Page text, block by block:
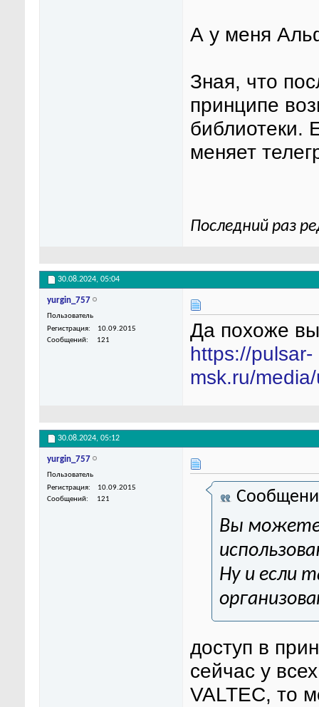
А у меня
Зная, что
принципе
библиотеки.
меняет
Последний раз
30.08.2024, 05:04
yurgin_757
Пользователь
Регистрация
10.09.2015
Сообщений
121
Да похоже вы
https://pulsar-
msk.ru/
30.08.2024, 05:12
yurgin_757
Пользователь
Регистрация
10.09.2015
Сообщений
121
Вы можете
Ну и если
доступ в
сейчас у
VALTEC, то